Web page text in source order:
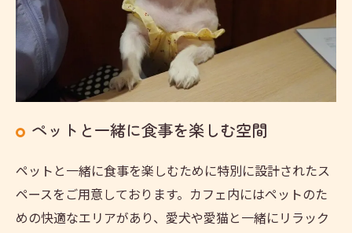
ペットと一緒に食事を楽しむ空間
ペットと一緒に食事を楽しむために特別に設計されたス
ペースをご用意しております。カフェ内にはペットのた
めの快適なエリアがあり、愛犬や愛猫と一緒にリラック